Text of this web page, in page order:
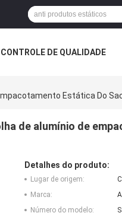
CONTROLE DE QUALIDADE
Estática Do
de alumínio de
Detalhes do produto:
Lugar de origem:
Marca:
Número do modelo: